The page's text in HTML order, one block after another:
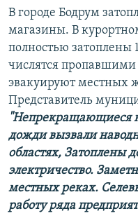
ПОДПИШИТЕСЬ НА
СОЦИАЛЬНЫЕ СЕТИ
Все сайты РСЕ/РС
В городе Бодрум
магазины. В
полностью затоплены
числятся пропавшими
эвакуируют местных
Представитель
"Непрекращающиеся
дожди вызвали
областях, Затоплены
электричество.
местных реках.
работу ряда